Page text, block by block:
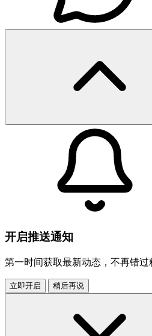
开启推送通知
第一时间获取最新动态，不再错过
立即开启 稍后再说